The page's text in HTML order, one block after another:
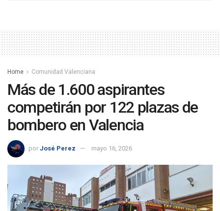
Home Comunidad Valenciana
Más de 1.600 aspirantes
competirán por 122 plazas de
bombero en Valencia
por José Perez mayo 16, 2026